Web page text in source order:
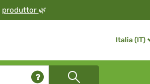
produttor 🌿
Italia (IT)